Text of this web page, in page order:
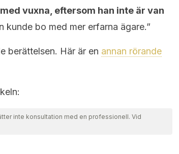
vuxna, eftersom han inte är van
kunde bo med mer erfarna ägare.”
berättelsen. Här är en annan rörande
inte konsultation med en professionell. Vid